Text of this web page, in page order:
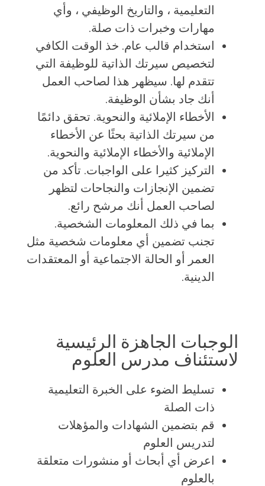
التعليمية ، والتاريخ الوظيفي ، وأي
مهارات وخبرات ذات صلة.
استخدام قالب عام. خذ الوقت الكافي
لتخصيص سيرتك الذاتية للوظيفة التي
تتقدم لها. سيظهر هذا لصاحب العمل
أنك جاد بشأن الوظيفة.
الأخطاء الإملائية والنحوية. تحقق دائمًا
من سيرتك الذاتية بحثًا عن الأخطاء
الإملائية والأخطاء الإملائية والنحوية.
التركيز كثيرا على الواجبات. تأكد من
تضمين الإنجازات والنجاحات لتظهر
لصاحب العمل أنك مرشح رائع.
بما في ذلك المعلومات الشخصية.
تجنب تضمين أي معلومات شخصية مثل
العمر أو الحالة الاجتماعية أو المعتقدات
الدينية.
الوجبات الجاهزة الرئيسية
لاستئناف مدرس العلوم
تسليط الضوء على الخبرة التعليمية
ذات الصلة
قم بتضمين الشهادات والمؤهلات
لتدريس العلوم
اعرض أي أبحاث أو منشورات متعلقة
بالعلوم